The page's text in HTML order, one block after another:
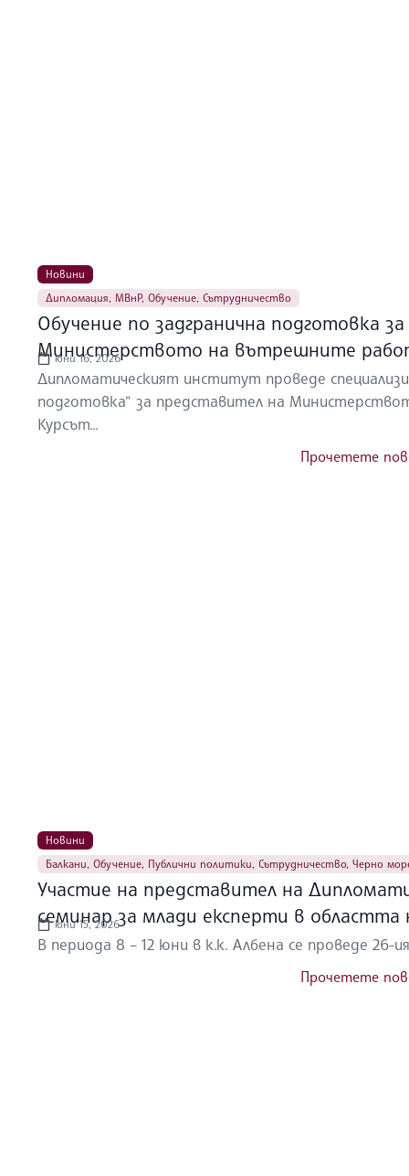
Новини
Дипломация, МВнР, Обучение, Сътрудничество
Обучение по задгранична подготовка
Министерството на вътрешните
юни 16, 2026
Дипломатическият институт проведе
подготовка“ за представител на
Курсът...
Прочетете
Новини
Балкани, Обучение, Публични политики, Сътрудничество, Черно
Участие на представител на
семинар за млади експерти в
юни 15, 2026
В периода 8 – 12 юни в к.к. Албена се проведе 26-
Прочетете